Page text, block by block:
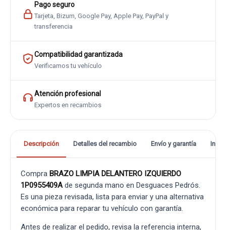
Pago seguro
Tarjeta, Bizum, Google Pay, Apple Pay, PayPal y
transferencia
Compatibilidad garantizada
Verificamos tu vehículo
Atención profesional
Expertos en recambios
Descripción Detalles del recambio Envío y garantía
Compra BRAZO LIMPIA DELANTERO IZQUIERDO
1P0955409Ade segunda mano en Desguaces Pedrós.
Es una pieza revisada, lista para enviar y una alternativa
económica para reparar tu vehículo con garantía.
Antes de realizar el pedido, revisa la referencia interna,